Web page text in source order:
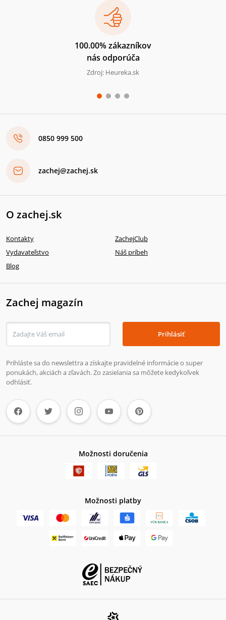
100.00% zákazníkov
nás odporúča
Zdroj: Heureka.sk
0850 999 500
zachej@zachej.sk
O zachej.sk
Kontakty
ZachejClub
Vydavateľstvo
Náš príbeh
Blog
Zachej magazín
Prihlásiť
Prihláste sa do newslettra a získajte pravidelné informácie o super
ponukách, akciách a zľavách. Zo zasielania sa môžete kedykoľvek
odhlásiť.
Možnosti doručenia
Možnosti platby